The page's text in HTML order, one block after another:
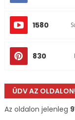
1580
830
ÜDV AZ OLDALON!
Az oldalon jelenleg